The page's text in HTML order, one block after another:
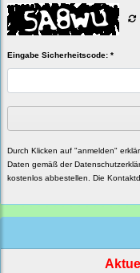
Eingabe Sicherheitscode: *
Durch Klicken auf "anmelden"
Daten gemäß der
kostenlos abbestellen. Die